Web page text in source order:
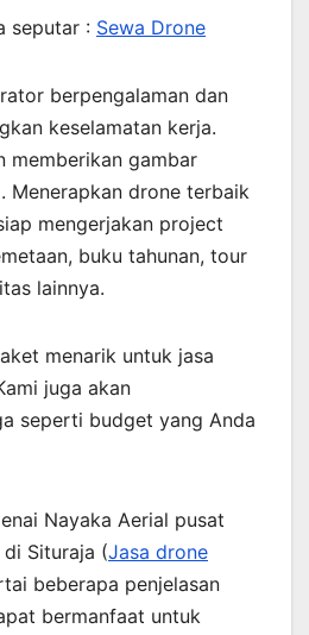
seputar : Sewa Drone
berpengalaman dan
keselamatan kerja.
memberikan gambar
Menerapkan drone terbaik
mengerjakan project
buku tahunan, tour
lainnya.
menarik untuk jasa
juga akan
seperti budget yang Anda
Nayaka Aerial pusat
Situraja (Jasa drone
beberapa penjelasan
bermanfaat untuk